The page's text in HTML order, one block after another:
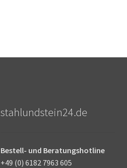
stahlundstein24.de
Bestell- und Beratungshotline
+49 (0) 6182 7963 605